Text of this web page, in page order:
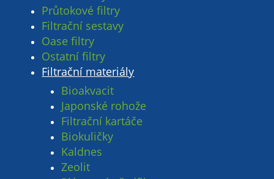
Průtokové filtry
Filtrační sestavy
Oase filtry
Ostatní filtry
Filtrační materiály
Bioakvacit
Japonské rohože
Filtrační kartáče
Biokuličky
Kaldnes
Zeolit